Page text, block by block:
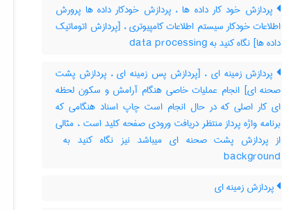
پردازش خود کار داده ها ، پردازش خودکار داده ها پرورش
اطلاعات خودکار سیستم اطلاعات کامپیوتری ، [پردازش اتوماتیک
داده ها] نگاه کنید به ‎ data processing
پردازش زمینه ای ، [پردازش پس زمینه ای ، پردازش پشت
صحنه ای] انجام عملیات خاصی هنگام آرامش و سکون لحظه
ای کار اصلی که در حال انجام است چاپ اسناد هنگامی که
برنامه واژه پرداز منتظر دریافت ورودی صفحه کلید است ، مثالی
background
پردازش زمینه ای